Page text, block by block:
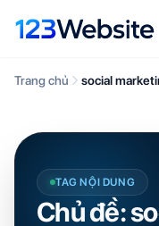
Trang chủ social
TAG NỘI DUNG
Chủ đề: